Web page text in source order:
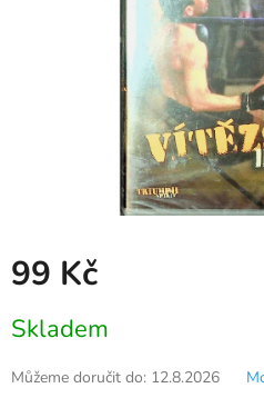
99 Kč
cena:
Skladem
Můžeme doručit do: 12.8.2026